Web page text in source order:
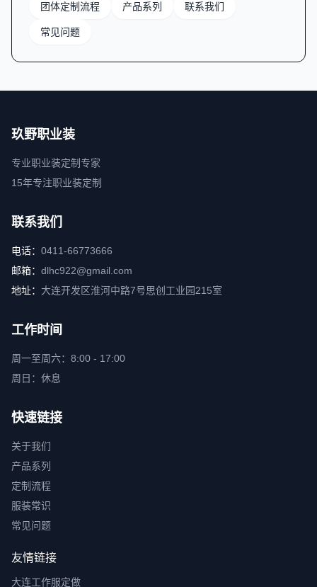
团体定制流程 产品系列 联系我们
常见问题
玖野职业装
专业职业装定制专家
15年专注职业装定制
联系我们
电话： 0411-66773666
邮箱： dlhc922@gmail.com
地址： 大连开发区淮河中路7号思创工业园215室
工作时间
周一至周六：8:00 - 17:00
周日：休息
快速链接
关于我们
产品系列
定制流程
服装常识
常见问题
友情链接
大连工作服定做